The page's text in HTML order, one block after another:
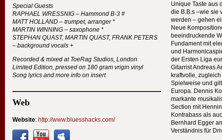
Special Guests
RAPHAEL WRESSNIG – Hammond B-3 #
MATT HOLLAND – trumpet, arranger *
MARTIN WINNING – saxophone *
STEPHAN QUAST, MARTIN QUAST, FRANK PETERS
– background vocals +
Recorded & mixed at ToeRag Studios, London
Limited Edition, pressed on 180 gram vrigin vinyl
Song lyrics and more info on insert
Unique Taste aus
die B.B.s –wie sie
werden – gehen
Neue
beeindruckende
Fundament mit
und
der Ersten Liga
Gitarrist Andreas
kraftvolle,
Spielweise und
Europa. Dennis
markante
Section mit
Kontrabass als
Bernhard Egger
Verständnis für
Web
Website: http://www.bluesshacks.com/